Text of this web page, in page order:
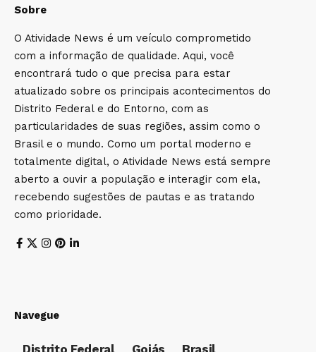
Sobre
O Atividade News é um veículo comprometido
com a informação de qualidade. Aqui, você
encontrará tudo o que precisa para estar
atualizado sobre os principais acontecimentos do
Distrito Federal e do Entorno, com as
particularidades de suas regiões, assim como o
Brasil e o mundo. Como um portal moderno e
totalmente digital, o Atividade News está sempre
aberto a ouvir a população e interagir com ela,
recebendo sugestões de pautas e as tratando
como prioridade.
Navegue
Distrito Federal Goiás Brasil